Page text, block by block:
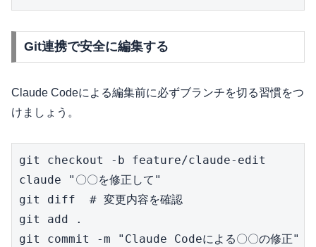
Git連携で安全に編集する
Claude Codeによる編集前に必ずブランチを切る習慣をつ
けましょう。
git checkout -b feature/claude-edit
claude "〇〇を修正して"
git diff  # 変更内容を確認
git add .
git commit -m "Claude Codeによる〇〇の修正"